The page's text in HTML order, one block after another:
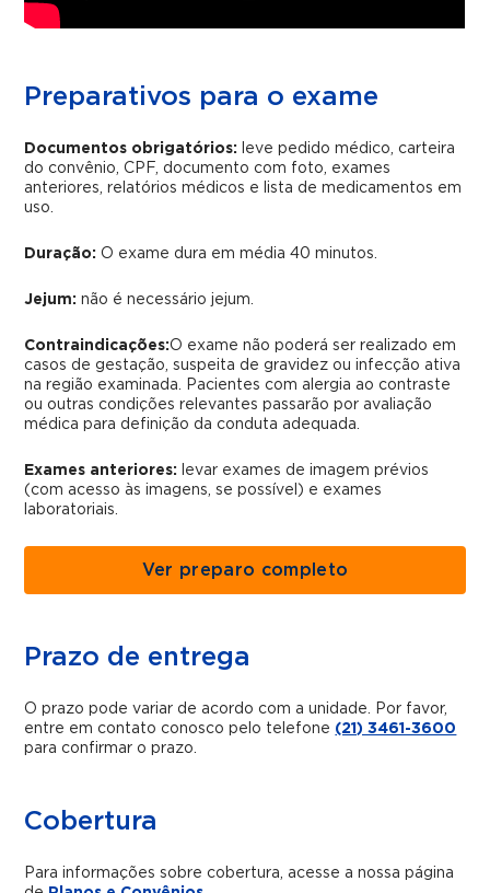
Preparativos para o exame
Documentos obrigatórios:
leve pedido médico, carteira
do convênio, CPF, documento com foto, exames
anteriores, relatórios médicos e lista de medicamentos em
uso.
Duração: O exame dura em média 40 minutos.
Jejum: não é necessário jejum.
Contraindicações:O exame não poderá ser realizado em
casos de gestação, suspeita de gravidez ou infecção ativa
na região examinada. Pacientes com alergia ao contraste
ou outras condições relevantes passarão por avaliação
médica para definição da conduta adequada.
Exames anteriores:
levar exames de imagem prévios
(com acesso às imagens, se possível) e exames
laboratoriais.
Ver preparo completo
Prazo de entrega
O prazo pode variar de acordo com a unidade. Por favor,
entre em contato conosco pelo telefone (21) 3461-3600
para confirmar o prazo.
Cobertura
Para informações sobre cobertura, acesse a nossa página